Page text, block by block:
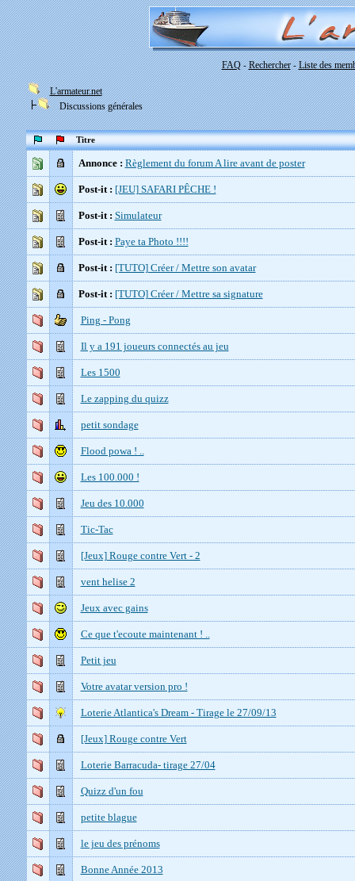
FAQ-Rechercher-Liste des
L'armateur.net
Discussions générales
Titre
Annonce : Règlement du forum A lire avant de poster
Post-it : [JEU] SAFARI PÊCHE !
Post-it : Simulateur
Post-it : Paye ta Photo !!!!
Post-it : [TUTO] Créer / Mettre son avatar
Post-it : [TUTO] Créer / Mettre sa signature
Ping - Pong
Il y a 191 joueurs connectés au jeu
Les 1500
Le zapping du quizz
petit sondage
Flood powa ! ..
Les 100.000 !
Jeu des 10.000
Tic-Tac
[Jeux] Rouge contre Vert - 2
vent helise 2
Jeux avec gains
Ce que t'ecoute maintenant ! ..
Petit jeu
Votre avatar version pro !
Loterie Atlantica's Dream - Tirage le 27/09/13
[Jeux] Rouge contre Vert
Loterie Barracuda- tirage 27/04
Quizz d'un fou
petite blague
le jeu des prénoms
Bonne Année 2013